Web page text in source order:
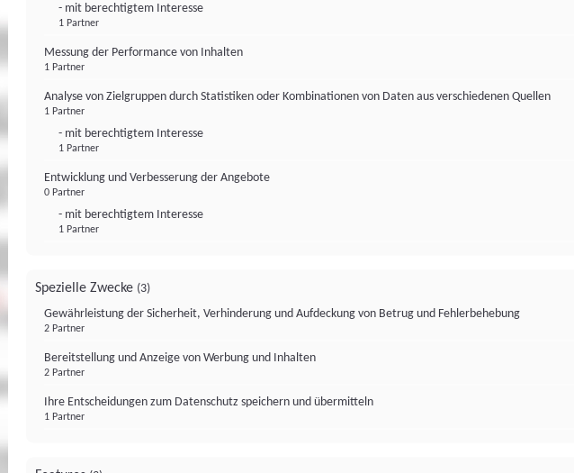
- mit berechtigtem Interesse
1 Partner
Messung der Performance von Inhalten
1 Partner
Analyse von Zielgruppen durch Statistiken oder Kombinationen von Daten aus verschiedenen Quellen
1 Partner
- mit berechtigtem Interesse
1 Partner
Entwicklung und Verbesserung der Angebote
0 Partner
- mit berechtigtem Interesse
1 Partner
Spezielle Zwecke (3)
Gewährleistung der Sicherheit, Verhinderung und Aufdeckung von Betrug und Fehlerbehebung
2 Partner
Bereitstellung und Anzeige von Werbung und Inhalten
2 Partner
Ihre Entscheidungen zum Datenschutz speichern und übermitteln
1 Partner